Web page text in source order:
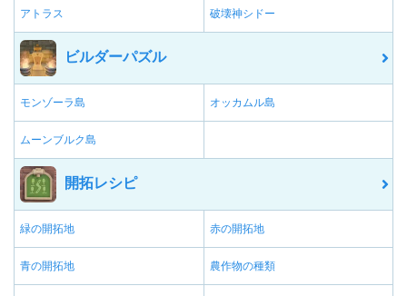
アトラス 破壊神シドー
ビルダーパズル
モンゾーラ島 オッカムル島
ムーンブルク島
開拓レシピ
緑の開拓地 赤の開拓地
青の開拓地 農作物の種類